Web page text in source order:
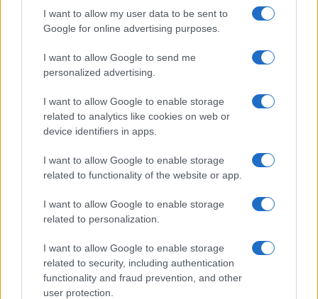
I want to allow my user data to be sent to
Google for online advertising purposes.
I want to allow Google to send me
personalized advertising.
I want to allow Google to enable storage
related to analytics like cookies on web or
device identifiers in apps.
I want to allow Google to enable storage
related to functionality of the website or app.
I want to allow Google to enable storage
related to personalization.
I want to allow Google to enable storage
related to security, including authentication
functionality and fraud prevention, and other
user protection.
SAR
Új és Használt GSM kiemelt ajánlatok